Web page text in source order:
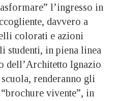
l’ingresso in
davvero a
colorati e azioni
studenti, in piena linea
dell’Architetto Ignazio
renderanno gli
vivente”, in